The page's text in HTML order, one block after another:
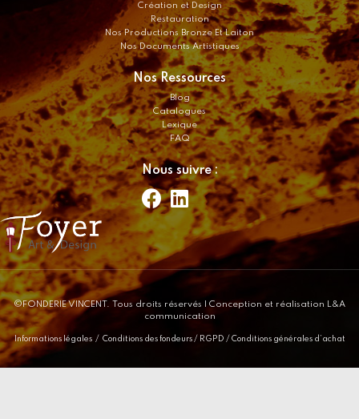
Création et Design
Restauration
Nos Productions Bronze Et Laiton
Nos Documents Artistiques
Nos Ressources
Blog
Catalogues
Lexique
FAQ
Nous suivre :
©FONDERIE VINCENT. Tous droits réservés
| Conception et réalisation L&A
communication
Informations légales/ Conditions des fondeurs/ RGPD / Conditions générales d’achat